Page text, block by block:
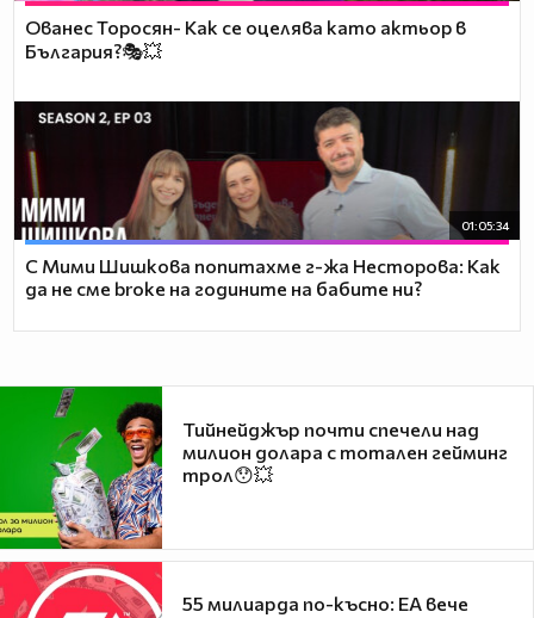
Ованес Торосян- Как се оцелява като актьор в
България?🎭💥
01:05:34
С Мими Шишкова попитахме г-жа Несторова: Как
да не сме broke на годините на бабите ни?
Тийнейджър почти спечели над
милион долара с тотален гейминг
трол😯💥
55 милиарда по-късно: EA вече